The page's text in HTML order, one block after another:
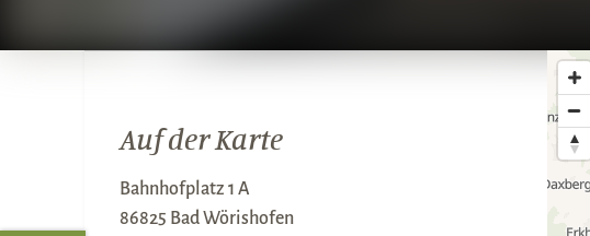
Auf der Karte
Bahnhofplatz 1 A
86825 Bad Wörishofen